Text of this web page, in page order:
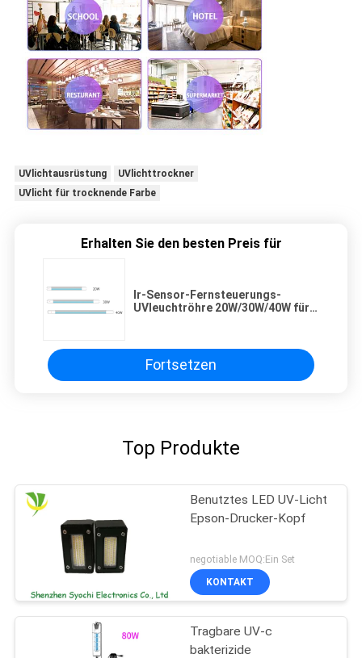
UVlichtausrüstung
UVlichttrockner
UVlicht für trocknende Farbe
Erhalten Sie den besten Preis für
Ir-Sensor-Fernsteuerungs-
UVleuchtröhre 20W/30W/40W für
Fortsetzen
Top Produkte
Benutztes LED UV-Licht
Epson-Drucker-Kopf
negotiable MOQ:Ein Set
KONTAKT
Tragbare UV-c
bakterizide